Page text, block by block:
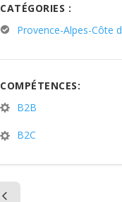
CATÉGORIES :
Provence-Alpes-Côte
COMPÉTENCES:
B2B
B2C